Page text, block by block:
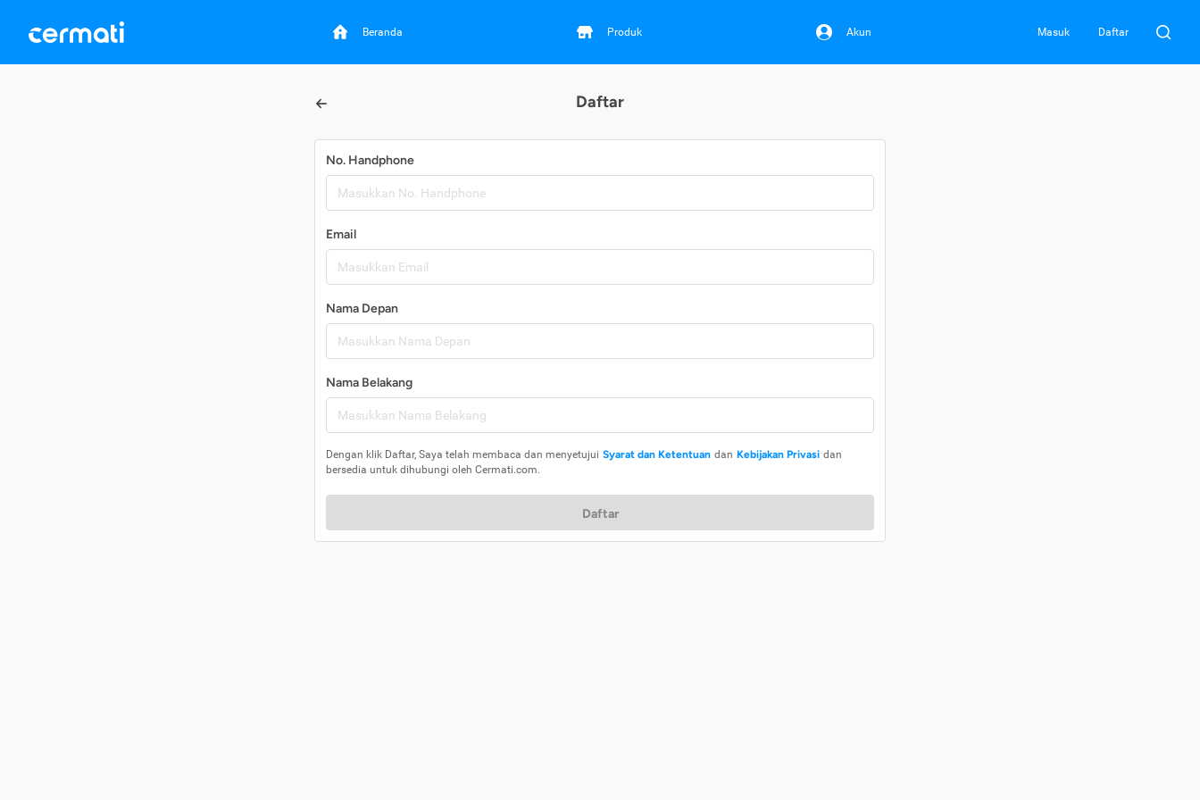
Beranda Produk Akun Masuk Daftar
Daftar
No. Handphone
Email
Nama Depan
Nama Belakang
Dengan klik Daftar, Saya telah membaca dan menyetujui Syarat dan Ketentuan dan Kebijakan Privasi dan
bersedia untuk dihubungi oleh Cermati.com.
Daftar